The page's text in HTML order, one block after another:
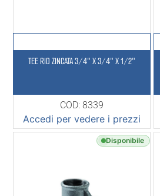
TEE RID ZINCATA 3/4″ X 3/4″ X 1/2″
COD: 8339
Accedi per vedere i prezzi
Disponibile